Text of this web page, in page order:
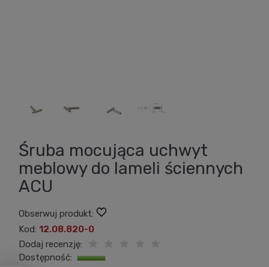
Śruba mocująca uchwyt
meblowy do lameli ściennych
ACU
Obserwuj produkt:
Kod: 12.08.820-0
Dodaj recenzję:
Dostępność: